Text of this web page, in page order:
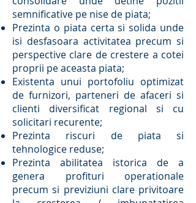
semnificative pe nise de piata;
Prezinta o piata certa si solida unde
isi desfasoara activitatea precum si
perspective clare de crestere a cotei
proprii pe aceasta piata;
Existenta unui portofoliu optimizat
de furnizori, parteneri de afaceri si
clienti diversificat regional si cu
solicitari recurente;
Prezinta riscuri de piata si
tehnologice reduse;
Prezinta abilitatea istorica de a
genera profituri operationale
precum si previziuni clare privitoare